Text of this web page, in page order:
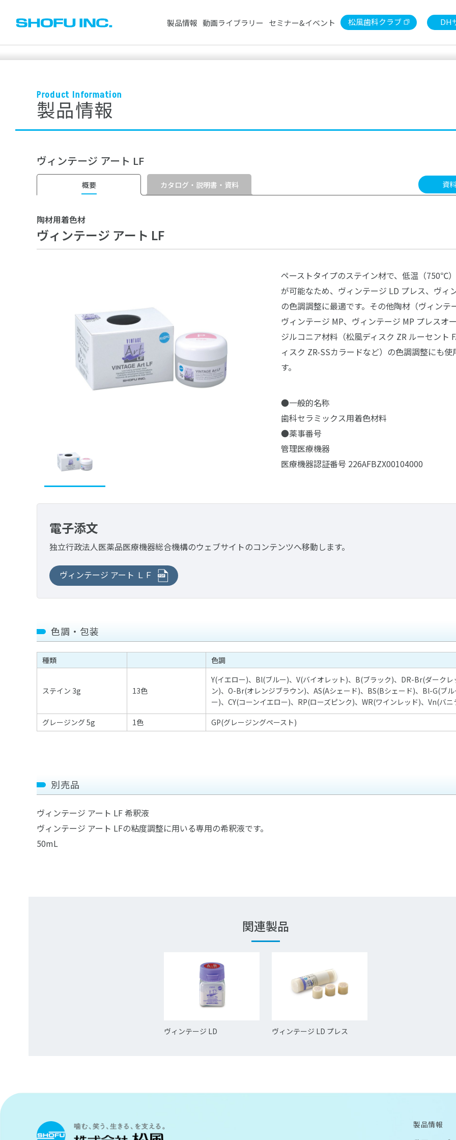
製品情報
セメント・プライマー・仮封材
ワックス
ホワイトニング
矯正製品
動画ライブラリー セミナー&イベント 松風歯科クラブ DH
※スペースで区切って複数検索が可能です。
検索対象： すべて 製品情報 動画ライブラリー
よく検索されているワード
Product Information
製品情報
ヴィンテージ アート LF
概要 カタログ・説明書・資料 資
陶材用着色材
ヴィンテージ アート LF
ペーストタイプのステイン材で、低温（750℃
が可能なため、ヴィンテージ LD プレス、ヴィ
の色調調整に最適です。その他陶材（ヴィンテ
ヴィンテージ MP、ヴィンテージ MP プレスオー
ジルコニア材料（松風ディスク ZR ルーセント
ィスク ZR-SSカラードなど）の色調調整にも使
す。
●一般的名称
歯科セラミックス用着色材料
●薬事番号
管理医療機器
医療機器認証番号 226AFBZX00104000
電子添文
独立行政法人医薬品医療機器総合機構のウェブサイトのコンテンツへ移動します。
ヴィンテージ アート ＬＦ
色調・包装
種類 色調
ステイン 3g 13色
Y(イエロー)、 Bl(ブルー)、 V(バイオレット)、 B(ブラック)、 DR-Br(ダークレ
ン)、 O-Br(オレンジブラウン)、 AS(Aシェード)、 BS(Bシェード)、 Bl-G(ブ
ー)、 CY(コーンイエロー)、 RP(ローズピンク)、 WR(ワインレッド)、 Vn(バニ
グレージング 5g
1色 GP(グレージングペースト)
別売品
ヴィンテージ アート LF 希釈液
ヴィンテージ アート LFの粘度調整に用いる専用の希釈液です。
50mL
関連製品
ヴィンテージ LD ヴィンテージ LD プレス
製品情報